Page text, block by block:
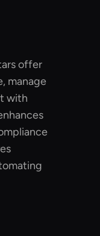
offer
manage
with